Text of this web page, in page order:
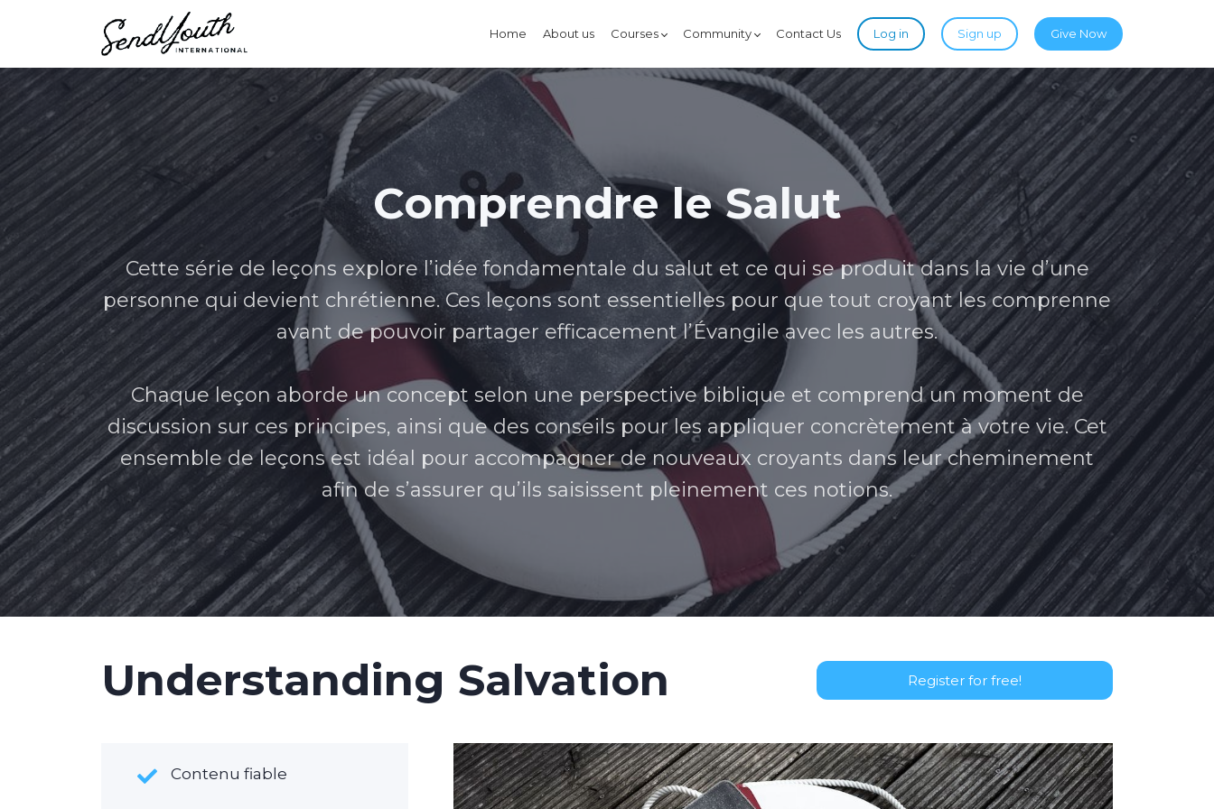
Home About us Courses Community Contact Us Log in Sign up Give Now
Comprendre le Salut
Cette série de leçons explore l’idée fondamentale du salut et ce qui se produit dans la vie d’une
personne qui devient chrétienne. Ces leçons sont essentielles pour que tout croyant les comprenne
avant de pouvoir partager efficacement l’Évangile avec les autres.
Chaque leçon aborde un concept selon une perspective biblique et comprend un moment de
discussion sur ces principes, ainsi que des conseils pour les appliquer concrètement à votre vie. Cet
ensemble de leçons est idéal pour accompagner de nouveaux croyants dans leur cheminement
afin de s’assurer qu’ils saisissent pleinement ces notions.
Understanding Salvation Register for free!
Contenu fiable